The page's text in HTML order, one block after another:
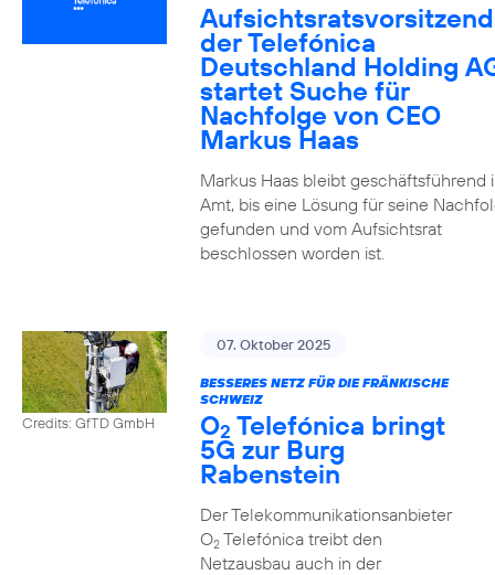
der Telefónica
Deutschland Holding
startet Suche für
Nachfolge von CEO
Markus Haas
Markus Haas bleibt geschäftsführend
Amt, bis eine Lösung für seine
gefunden und vom Aufsichtsrat
beschlossen worden ist.
Credits: GfTD GmbH
07. Oktober 2025
BESSERES NETZ FÜR DIE FRÄNKISCHE
SCHWEIZ
O2 Telefónica bringt
5G zur Burg
Rabenstein
Der Telekommunikationsanbieter
O2Telefónica treibt den
Netzausbau auch in der